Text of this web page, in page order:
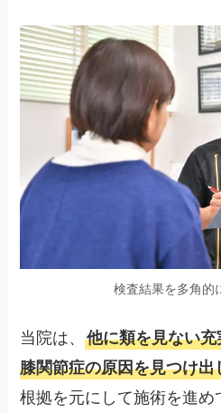
検査結果を多角的
当院は、他に類を見ない
膝関節症の原因を見つけ出
根拠を元にして施術を進め